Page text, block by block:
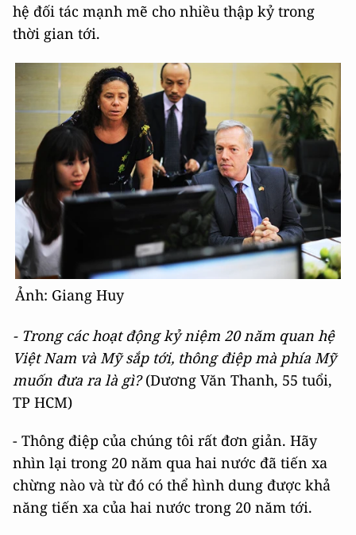
hệ đối tác mạnh mẽ cho nhiều thập kỷ trong
thời gian tới.
Ảnh: Giang Huy
- Trong các hoạt động kỷ niệm 20 năm quan hệ
Việt Nam và Mỹ sắp tới, thông điệp mà phía Mỹ
muốn đưa ra là gì?(Dương Văn Thanh, 55 tuổi,
TP HCM)
- Thông điệp của chúng tôi rất đơn giản. Hãy
nhìn lại trong 20 năm qua hai nước đã tiến xa
chừng nào và từ đó có thể hình dung được khả
năng tiến xa của hai nước trong 20 năm tới.